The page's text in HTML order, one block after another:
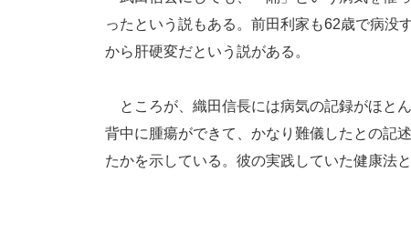
ったという説もある。前田利家も62歳で病没
から肝硬変だという説がある。
ところが、織田信長には病気の記録がほと
背中に腫瘍ができて、かなり難儀したとの記
たかを示している。彼の実践していた健康法